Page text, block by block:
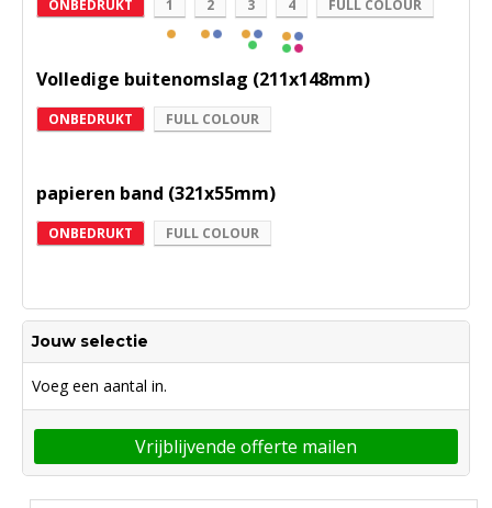
ONBEDRUKT 1 2 3 4 FULL COLOUR
Volledige buitenomslag (211x148mm)
ONBEDRUKT FULL COLOUR
papieren band (321x55mm)
ONBEDRUKT FULL COLOUR
Jouw selectie
Voeg een aantal in.
Vrijblijvende offerte mailen